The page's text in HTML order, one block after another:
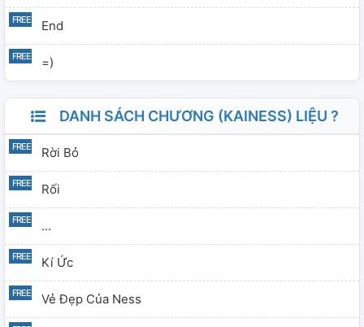
End
=)
DANH SÁCH CHƯƠNG (KAINESS) LIỆU ?
Rời Bỏ
Rối
...
Kí Ức
Vẻ Đẹp Của Ness